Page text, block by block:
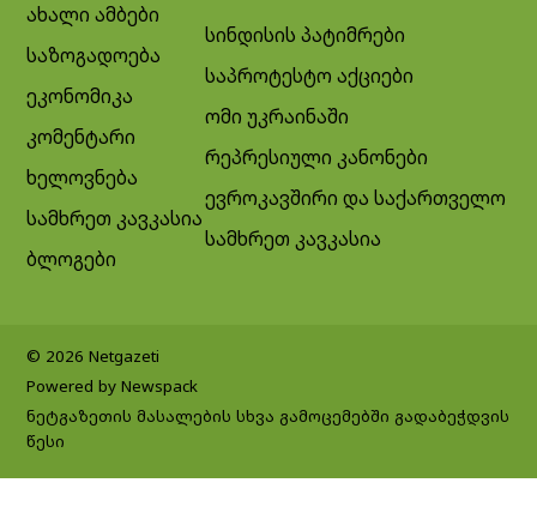
ახალი ამბები
საზოგადოება
ეკონომიკა
კომენტარი
ხელოვნება
სამხრეთ კავკასია
ბლოგები
სინდისის პატიმრები
საპროტესტო აქციები
ომი უკრაინაში
რეპრესიული კანონები
ევროკავშირი და საქართველო
სამხრეთ კავკასია
© 2026 Netgazeti
Powered by Newspack
ნეტგაზეთის მასალების სხვა გამოცემებში გადაბეჭდვის
წესი